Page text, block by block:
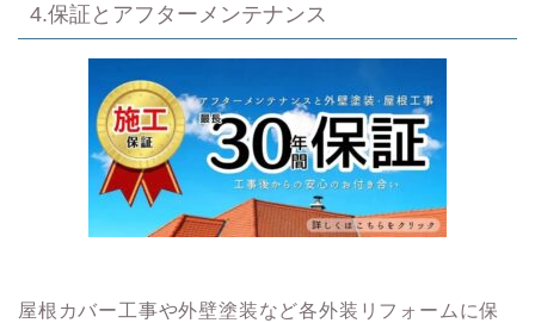
4.保証とアフターメンテナンス
屋根カバー工事や外壁塗装など各外装リフォームに保